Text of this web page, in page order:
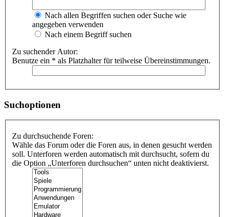
Nach allen Begriffen suchen oder Suche wie
angegeben verwenden
Nach einem Begriff suchen
Zu suchender Autor:
Benutze ein * als Platzhalter für teilweise Übereinstimmungen.
Suchoptionen
Zu durchsuchende Foren:
Wähle das Forum oder die Foren aus, in denen gesucht werden
soll. Unterforen werden automatisch mit durchsucht, sofern du
die Option „Unterforen durchsuchen“ unten nicht deaktivierst.